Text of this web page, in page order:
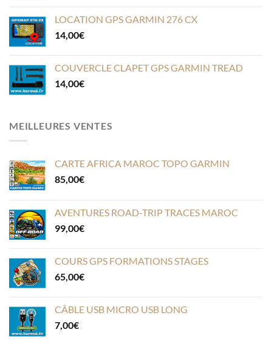
LOCATION GPS GARMIN 276 CX
14,00€
COUVERCLE CLAPET GPS GARMIN TREAD
14,00€
MEILLEURES VENTES
CARTE AFRICA MAROC TOPO GARMIN
85,00€
AVENTURES ROAD-TRIP TRACES MAROC
99,00€
COURS GPS FORMATIONS STAGES
65,00€
CÂBLE USB MICRO USB LONG
7,00€